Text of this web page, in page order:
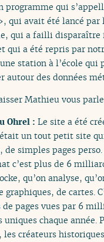
programme qui
qui avait été lancé par
qui a failli disparaître
qui a été repris par
station à l’école qui
autour des données
Mathieu vous
Ohrel :Le site a été
un tout petit site
de simples pages
c’est plus de 6
qu’on analyse,
graphiques, de cartes.
pages vues par 6
uniques chaque année.
les créateurs